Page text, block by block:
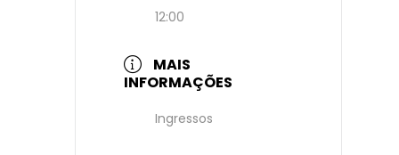
12:00
MAIS
INFORMAÇÕES
Ingressos